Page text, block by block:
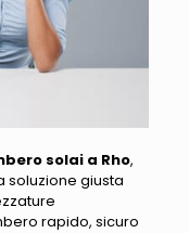
solai a Rho,
soluzione giusta
rapido, sicuro